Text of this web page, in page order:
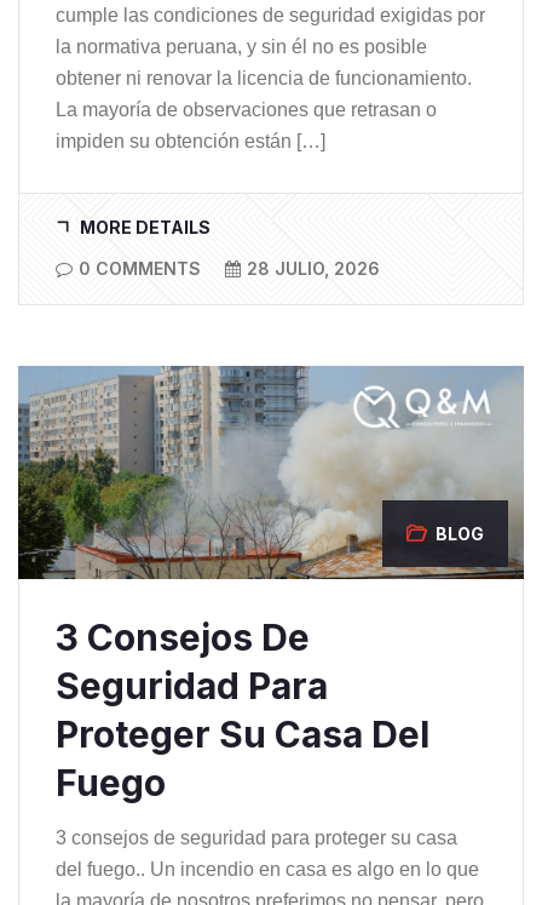
cumple las condiciones de seguridad exigidas por
la normativa peruana, y sin él no es posible
obtener ni renovar la licencia de funcionamiento.
La mayoría de observaciones que retrasan o
impiden su obtención están […]
MORE DETAILS
0 COMMENTS
28 JULIO, 2026
BLOG
3 Consejos De
Seguridad Para
Proteger Su Casa Del
Fuego
3 consejos de seguridad para proteger su casa
del fuego.. Un incendio en casa es algo en lo que
la mayoría de nosotros preferimos no pensar, pero